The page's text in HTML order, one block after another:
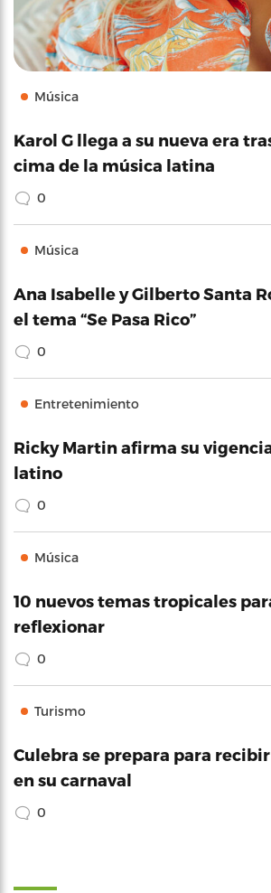
Música
Karol G llega a su nueva era
cima de la música latina
0
Música
Ana Isabelle y Gilberto Santa
el tema “Se Pasa Rico”
0
Entretenimiento
Ricky Martin afirma su
latino
0
Música
10 nuevos temas tropicales
reflexionar
0
Turismo
Culebra se prepara para
en su carnaval
0